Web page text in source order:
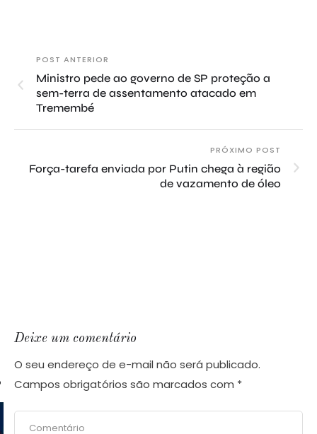
POST ANTERIOR
Ministro pede ao governo de SP proteção a
sem-terra de assentamento atacado em
Tremembé
PRÓXIMO POST
Força-tarefa enviada por Putin chega à região
de vazamento de óleo
Deixe um comentário
O seu endereço de e-mail não será publicado.
Campos obrigatórios são marcados com *